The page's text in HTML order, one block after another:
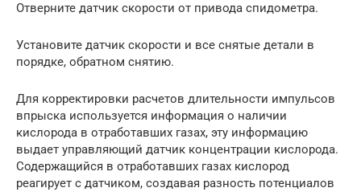
Отверните датчик скорости от привода спидометра.
Установите датчик скорости и все снятые детали в
порядке, обратном снятию.
Для корректировки расчетов длительности импульсов
впрыска используется информация о наличии
кислорода в отработавших газах, эту информацию
выдает управляющий датчик концентрации кислорода.
Содержащийся в отработавших газах кислород
реагирует с датчиком, создавая разность потенциалов